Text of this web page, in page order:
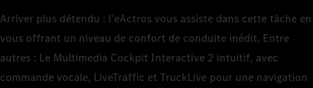
Arriver plus détendu : l'eActros vous assiste dans cette tâche en
vous offrant un niveau de confort de conduite inédit. Entre
autres : Le Multimedia Cockpit Interactive 2 intuitif, avec
commande vocale, LiveTraffic et TruckLive pour une navigation